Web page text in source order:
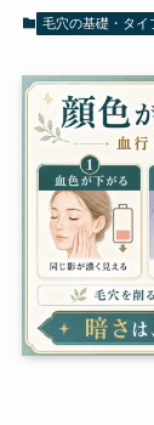
毛穴の基礎・タイ